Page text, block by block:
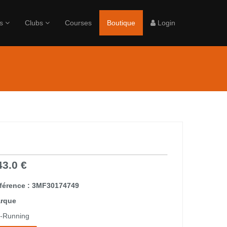
Clubs Courses Boutique Login
€
: 3MF30174749
Running